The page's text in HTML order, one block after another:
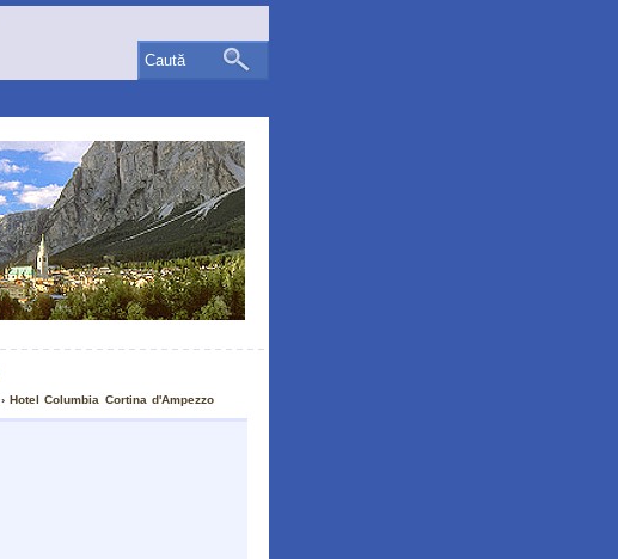
› Hotel Columbia Cortina d'Ampezzo
Caută